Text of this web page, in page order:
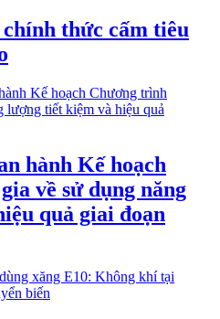
thức cấm tiêu
hành Kế hoạch
về sử dụng năng
quả giai đoạn